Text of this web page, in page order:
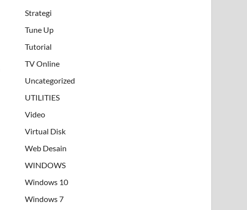
Strategi
Tune Up
Tutorial
TV Online
Uncategorized
UTILITIES
Video
Virtual Disk
Web Desain
WINDOWS
Windows 10
Windows 7